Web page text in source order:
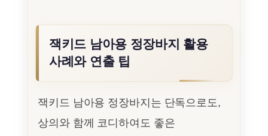
잭키드 남아용 정장바지 활용
사례와 연출 팁
잭키드 남아용 정장바지는 단독으로도,
상의와 함께 코디하여도 좋은